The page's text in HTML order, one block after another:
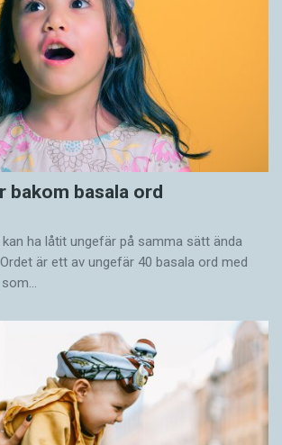
bakom basala ord
ha låtit ungefär på samma sätt ända
är ett av ungefär 40 basala ord med
som…